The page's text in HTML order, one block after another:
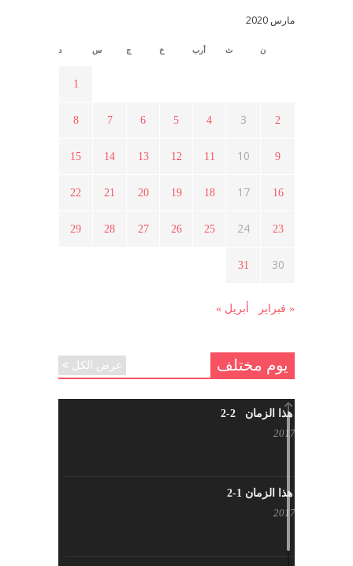
أسبوع ثقافي في ذكرى الاستقلال
الثورة السورية ؟
في الثورة السورية ؟
مارس 2020
ن ث أرب خ ج س د
1
2
3
4
5
6
7
8
9
10
11
12
13
14
15
16
17
18
19
20
21
22
23
24
25
26
27
28
29
30
31
« فبراير أبريل »
يوم مختلف عرض الكل
شاب من هذا الزمان 2-2
شاب من هذا الزمان 1-2